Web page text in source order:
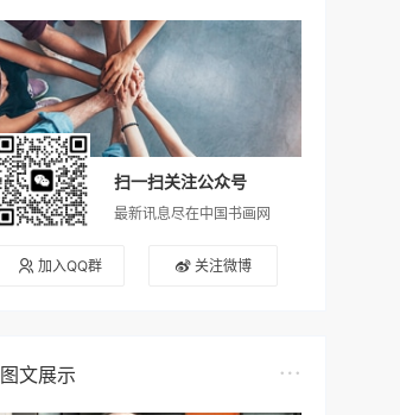
扫一扫关注公众号
最新讯息尽在中国书画网
加入QQ群 关注微博
图文展示